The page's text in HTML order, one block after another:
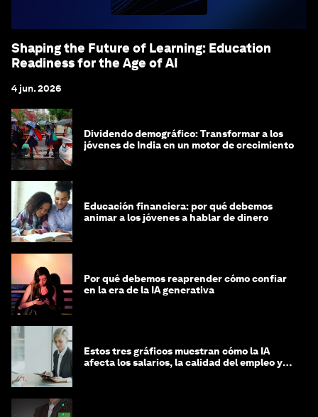
Shaping the Future of Learning: Education
Readiness for the Age of AI
4 jun. 2026
Dividendo demográfico: Transformar a los
jóvenes de India en un motor de crecimiento
Educación financiera: por qué debemos
animar a los jóvenes a hablar de dinero
Por qué debemos reaprender cómo confiar
en la era de la IA generativa
Estos tres gráficos muestran cómo la IA
afecta los salarios, la calidad del empleo y